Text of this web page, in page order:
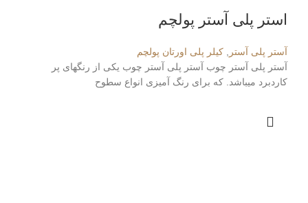
استر پلی آستر پولچم
آستر پلی آستر
کیلر پلی اورتان پولچم
آستر پلی آستر چوب آستر پلی آستر چوب یکی از رنگهای پر
کاردبرد میباشد. که برای رنگ آمیزی انواع سطوح